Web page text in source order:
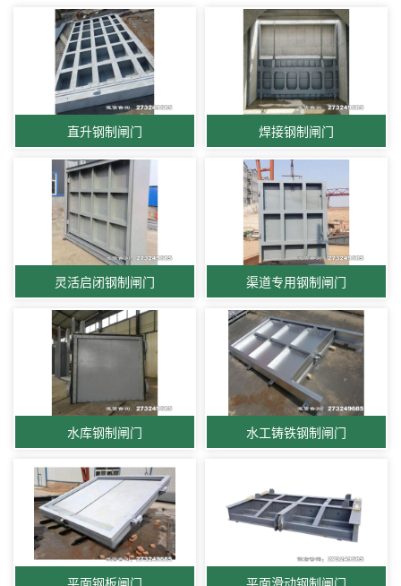
直升钢制闸门 焊接钢制闸门
灵活启闭钢制闸门 渠道专用钢制闸门
水库钢制闸门 水工铸铁钢制闸门
平面钢板闸门 平面滑动钢制闸门